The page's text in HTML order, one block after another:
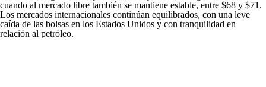
cuando al mercado libre también se mantiene estable, entre $68 y $71.
Los mercados internacionales continúan equilibrados, con una leve
caída de las bolsas en los Estados Unidos y con tranquilidad en
relación al petróleo.